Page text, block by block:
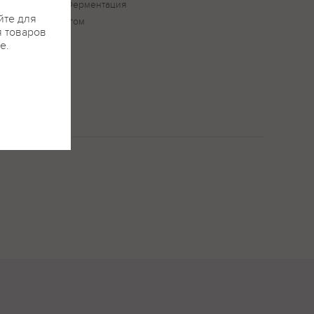
вручную. Ферментация
при строгом
для